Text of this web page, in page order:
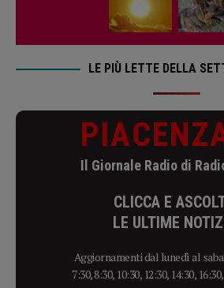
LE PIÙ LETTE DELLA
Il Giornale Radio di
CLICCA E
LE ULTIME
Aggiornamenti dal lunedì al
7:30, 8:30, 10:30, 12:30, 14:30,